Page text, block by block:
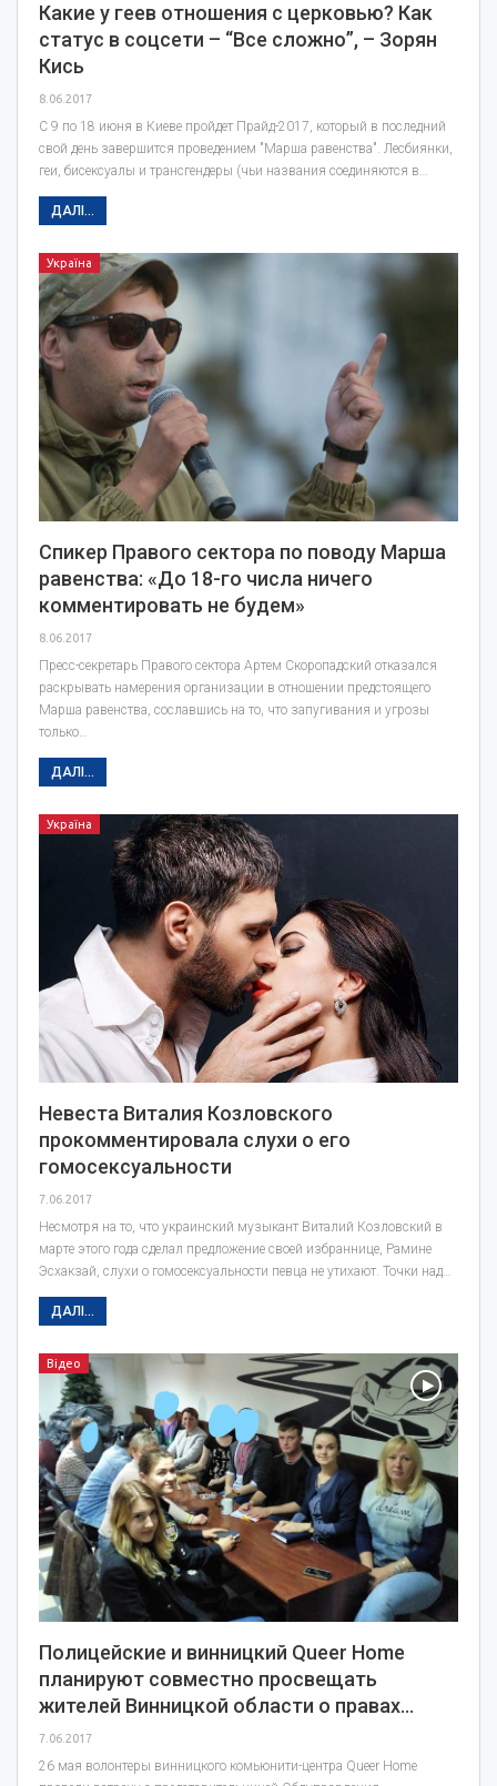
Какие у геев отношения с церковью? Как
статус в соцсети – “Все сложно”, – Зорян
Кись
8.06.2017
С 9 по 18 июня в Киеве пройдет Прайд-2017, который в последний
свой день завершится проведением "Марша равенства". Лесбиянки,
геи, бисексуалы и трансгендеры (чьи названия соединяются в…
ДАЛІ...
Україна
Спикер Правого сектора по поводу Марша
равенства: «До 18-го числа ничего
комментировать не будем»
8.06.2017
Пресс-секретарь Правого сектора Артем Скоропадский отказался
раскрывать намерения организации в отношении предстоящего
Марша равенства, сославшись на то, что запугивания и угрозы
только…
ДАЛІ...
Україна
Невеста Виталия Козловского
прокомментировала слухи о его
гомосексуальности
7.06.2017
Несмотря на то, что украинский музыкант Виталий Козловский в
марте этого года сделал предложение своей избраннице, Рамине
Эсхакзай, слухи о гомосексуальности певца не утихают. Точки над…
ДАЛІ...
Відео
Полицейские и винницкий Queer Home
планируют совместно просвещать
жителей Винницкой области о правах…
7.06.2017
26 мая волонтеры винницкого комьюнити-центра Queer Home